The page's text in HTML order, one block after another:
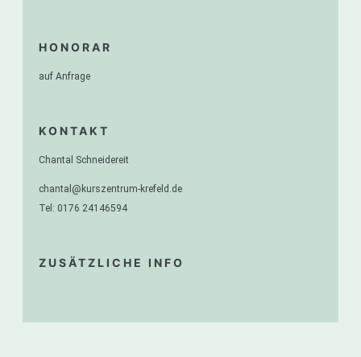
HONORAR
auf Anfrage
KONTAKT
Chantal Schneidereit
chantal@kurszentrum-krefeld.de
Tel: 0176 24146594
ZUSÄTZLICHE INFO